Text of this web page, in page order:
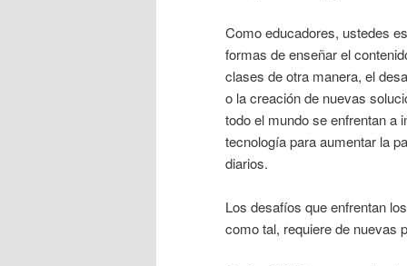
Como educadores, ustedes
formas de enseñar el
clases de otra manera, el
o la creación de nuevas
todo el mundo se enfrentan a
tecnología para aumentar la
diarios.
Los desafíos que enfrentan
como tal, requiere de nuevas